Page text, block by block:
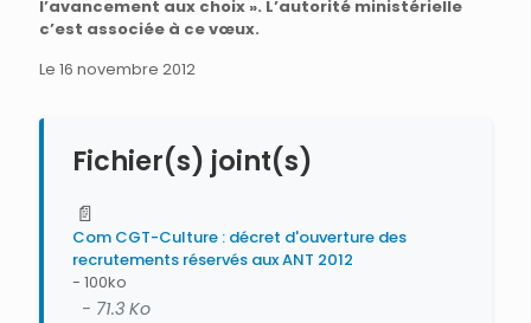
l’avancement aux choix ». L’autorité ministérielle
c’est associée à ce vœux.
Le 16 novembre 2012
Fichier(s) joint(s)
📄
Com CGT-Culture : décret d'ouverture des
recrutements réservés aux ANT 2012
- 100ko
- 71.3 Ko